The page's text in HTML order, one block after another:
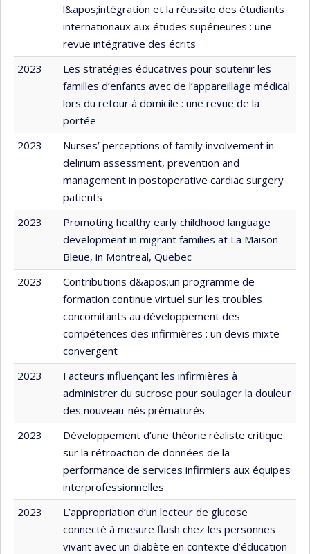
l&apos;intégration et la réussite des étudiants
internationaux aux études supérieures : une
revue intégrative des écrits
2023
Les stratégies éducatives pour soutenir les
familles d’enfants avec de l’appareillage médical
lors du retour à domicile : une revue de la
portée
2023
Nurses’ perceptions of family involvement in
delirium assessment, prevention and
management in postoperative cardiac surgery
patients
2023
Promoting healthy early childhood language
development in migrant families at La Maison
Bleue, in Montreal, Quebec
2023
Contributions d&apos;un programme de
formation continue virtuel sur les troubles
concomitants au développement des
compétences des infirmières : un devis mixte
convergent
2023
Facteurs influençant les infirmières à
administrer du sucrose pour soulager la douleur
des nouveau-nés prématurés
2023
Développement d’une théorie réaliste critique
sur la rétroaction de données de la
performance de services infirmiers aux équipes
interprofessionnelles
2023
L’appropriation d’un lecteur de glucose
connecté à mesure flash chez les personnes
vivant avec un diabète en contexte d’éducation